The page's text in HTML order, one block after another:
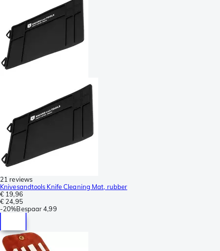
21 reviews
Knivesandtools Knife Cleaning Mat, rubber
€ 19,96
€ 24,95
-20%Bespaar 4,99